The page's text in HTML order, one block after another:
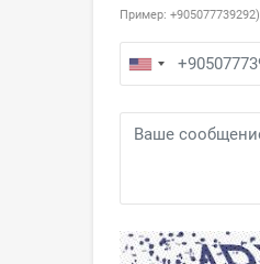
Пример: +905077739292)